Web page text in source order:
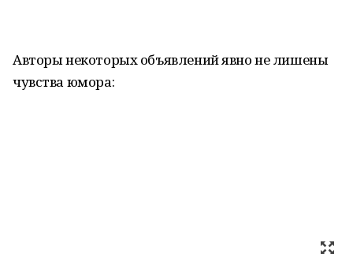
Авторы некоторых объявлений явно не лишены
чувства юмора: